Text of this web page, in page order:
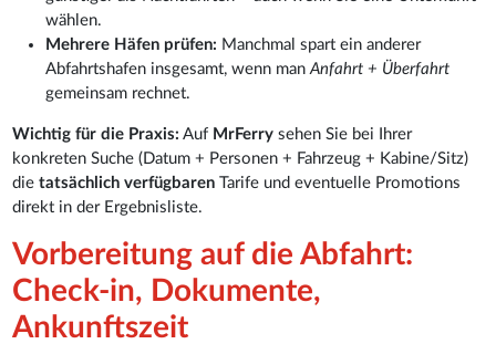
wählen.
Mehrere Häfen prüfen: Manchmal spart ein anderer
Abfahrtshafen insgesamt, wenn manAnfahrt + Überfahrt
gemeinsam rechnet.
Wichtig für die Praxis: Auf MrFerry sehen Sie bei Ihrer
konkreten Suche (Datum + Personen + Fahrzeug + Kabine/Sitz)
dietatsächlich verfügbaren Tarife und eventuelle Promotions
direkt in der Ergebnisliste.
Vorbereitung auf die Abfahrt:
Check-in, Dokumente,
Ankunftszeit